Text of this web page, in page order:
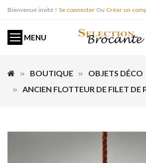
Bienvenue invité ! Se connecter Ou Créer un
MENU
BOUTIQUE OBJETS DÉCO
ANCIEN FLOTTEUR DE FILET DE